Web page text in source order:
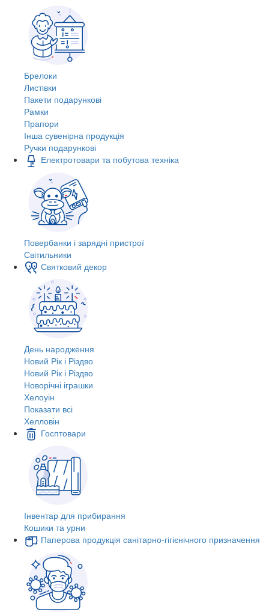
Брелоки
Листівки
Пакети подарункові
Рамки
Прапори
Інша сувенірна продукція
Ручки подарункові
Електротовари та побутова техніка
Повербанки і зарядні пристрої
Світильники
Святковий декор
День народження
Новий Рік і Різдво
Новий Рік і Різдво
Новорічні іграшки
Хелоуін
Показати всі
Хелловін
Госптовари
Інвентар для прибирання
Кошики та урни
Паперова продукція санітарно-гігієнічного призначення